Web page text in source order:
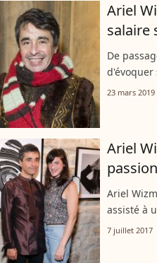
Ariel
salaire
De
d'évoquer
de Luxe,
23 mars 2019
Ariel
Ariel
assisté à
7 juillet 2017